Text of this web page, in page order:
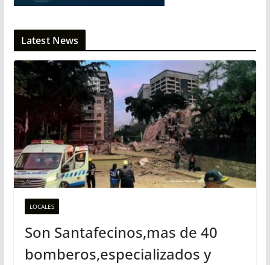
Latest News
LOCALES
Son Santafecinos,mas de 40
bomberos,especializados y